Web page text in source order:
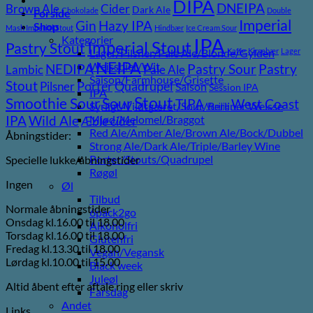
Forside
Shop
Kategorier
Lager/Pilsner/Pale Ale/Blonde/Gylden
Weissbier/Wit
Saison/Farmhouse/Grisette
IPA
Syrligt/Vildtgæret/Sour/Berliner Weisse
Mjød/Melomel/Braggot
Red Ale/Amber Ale/Brown Ale/Bock/Dubbel
Strong Ale/Dark Ale/Triple/Barley Wine
Porter/Stouts/Quadrupel
Røgøl
Øl
Tilbud
6pack2go
Alkoholfri
Glutenfri
Vegan/Vegansk
Black week
Juleøl
Farsdag
Andet
Brown Ale Chokolade Cider Dark Ale DIPA DNEIPA Double
Mash Imperial Stout Gin Hazy IPA Hindbær Ice Cream Sour Imperial
Pastry StoutImperial StoutIPA Kaffe Kirsebær Lager
LambicNEDIPANEIPAPale Ale Pastry Sour Pastry
StoutPilsnerPorterQuadrupelSaisonSession IPA
Smoothie SourSourStoutTIPA Vanilje West Coast
IPAWild AleÆble cider
Åbningstider:
Specielle lukke/åbningstider
Ingen
Normale åbningstider
Onsdag kl.16.00 til 18.00
Torsdag kl.16.00 til 18.00
Fredag kl.13.30 til 18.00
Lørdag kl.10.00 til 15.00
Altid åbent efter aftale ring eller skriv